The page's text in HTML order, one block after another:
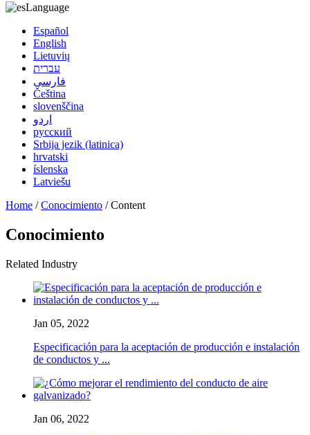
Language
Español
English
Lietuvių
עברית
فارسی
Čeština
slovenščina
اردو
русский
Srbija jezik (latinica)
hrvatski
íslenska
Latviešu
Home /Conocimiento / Content
Conocimiento
Related Industry
Jan 05, 2022
Especificación para la aceptación de producción e instalación
de conductos y ...
Jan 06, 2022